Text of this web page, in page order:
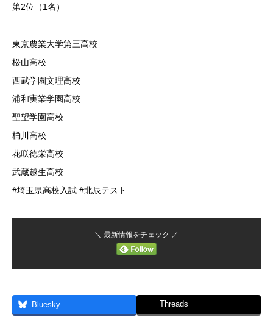
第2位（1名）
東京農業大学第三高校
松山高校
西武学園文理高校
浦和実業学園高校
聖望学園高校
桶川高校
花咲徳栄高校
武蔵越生高校
#埼玉県高校入試 #北辰テスト
＼ 最新情報をチェック ／
Bluesky Threads